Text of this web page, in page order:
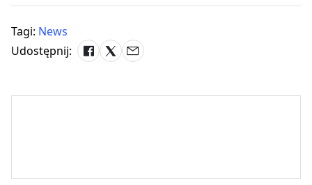
Tagi: News
Udostępnij: